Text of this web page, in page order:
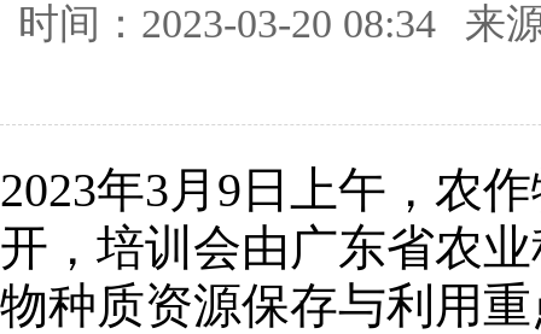
时间：2023-03-20 08:34 来
2023年3月9日上午，农
开，培训会由广东省农
物种质资源保存与利用